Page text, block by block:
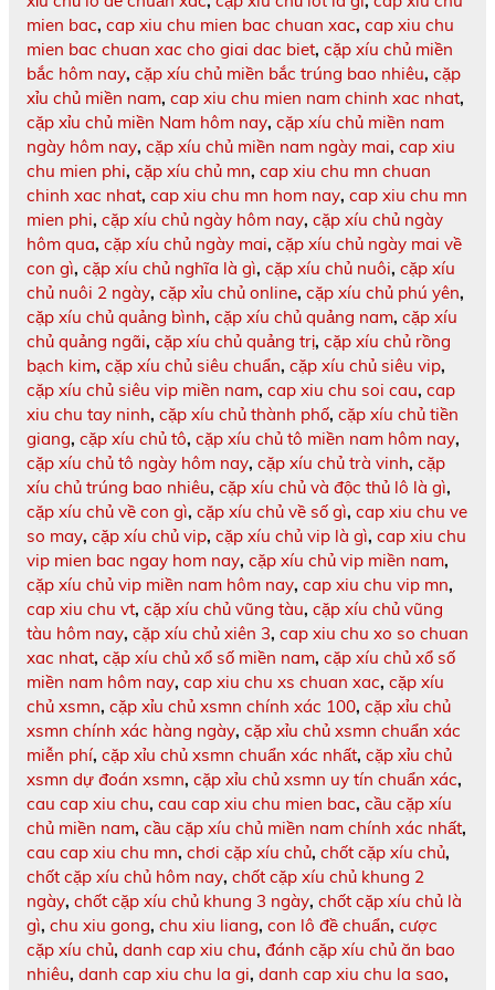
mien bac, cap xiu chu mien bac chuan xac, cap xiu chu
mien bac chuan xac cho giai dac biet, cặp xíu chủ miền
bắc hôm nay, cặp xíu chủ miền bắc trúng bao nhiêu, cặp
xỉu chủ miền nam, cap xiu chu mien nam chinh xac nhat,
cặp xỉu chủ miền Nam hôm nay, cặp xíu chủ miền nam
ngày hôm nay, cặp xíu chủ miền nam ngày mai, cap xiu
chu mien phi, cặp xíu chủ mn, cap xiu chu mn chuan
chinh xac nhat, cap xiu chu mn hom nay, cap xiu chu mn
mien phi, cặp xíu chủ ngày hôm nay, cặp xíu chủ ngày
hôm qua, cặp xíu chủ ngày mai, cặp xíu chủ ngày mai về
con gì, cặp xíu chủ nghĩa là gì, cặp xíu chủ nuôi, cặp xíu
chủ nuôi 2 ngày, cặp xỉu chủ online, cặp xíu chủ phú yên,
cặp xíu chủ quảng bình, cặp xíu chủ quảng nam, cặp xíu
chủ quảng ngãi, cặp xíu chủ quảng trị, cặp xíu chủ rồng
bạch kim, cặp xíu chủ siêu chuẩn, cặp xíu chủ siêu vip,
cặp xíu chủ siêu vip miền nam, cap xiu chu soi cau, cap
xiu chu tay ninh, cặp xíu chủ thành phố, cặp xíu chủ tiền
giang, cặp xíu chủ tô, cặp xíu chủ tô miền nam hôm nay,
cặp xíu chủ tô ngày hôm nay, cặp xíu chủ trà vinh, cặp
xíu chủ trúng bao nhiêu, cặp xíu chủ và độc thủ lô là gì,
cặp xíu chủ về con gì, cặp xíu chủ về số gì, cap xiu chu ve
so may, cặp xíu chủ vip, cặp xíu chủ vip là gì, cap xiu chu
vip mien bac ngay hom nay, cặp xíu chủ vip miền nam,
cặp xíu chủ vip miền nam hôm nay, cap xiu chu vip mn,
cap xiu chu vt, cặp xíu chủ vũng tàu, cặp xíu chủ vũng
tàu hôm nay, cặp xíu chủ xiên 3, cap xiu chu xo so chuan
xac nhat, cặp xíu chủ xổ số miền nam, cặp xíu chủ xổ số
miền nam hôm nay, cap xiu chu xs chuan xac, cặp xíu
chủ xsmn, cặp xỉu chủ xsmn chính xác 100, cặp xỉu chủ
xsmn chính xác hàng ngày, cặp xỉu chủ xsmn chuẩn xác
miễn phí, cặp xỉu chủ xsmn chuẩn xác nhất, cặp xỉu chủ
xsmn dự đoán xsmn, cặp xỉu chủ xsmn uy tín chuẩn xác,
cau cap xiu chu, cau cap xiu chu mien bac, cầu cặp xíu
chủ miền nam, cầu cặp xíu chủ miền nam chính xác nhất,
cau cap xiu chu mn, chơi cặp xíu chủ, chốt cặp xíu chủ,
chốt cặp xíu chủ hôm nay, chốt cặp xíu chủ khung 2
ngày, chốt cặp xíu chủ khung 3 ngày, chốt cặp xíu chủ là
gì, chu xiu gong, chu xiu liang, con lô đề chuẩn, cược
cặp xíu chủ, danh cap xiu chu, đánh cặp xíu chủ ăn bao
nhiêu, danh cap xiu chu la gi, danh cap xiu chu la sao,